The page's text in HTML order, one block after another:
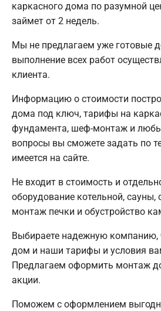
каркасного дома по разумной
займет от 2 недель.
Мы не предлагаем уже готовые
выполнение всех работ
клиента.
Информацию о стоимости
дома под ключ, тарифы на
фундамента, шеф-монтаж и
вопросы вы сможете задать по
имеется на сайте.
Не входит в стоимость и
оборудование котельной, сауны,
монтаж печки и обустройство
Выбираете надежную компанию,
дом и наши тарифы и условия
Предлагаем оформить монтаж
акции.
Поможем с оформлением